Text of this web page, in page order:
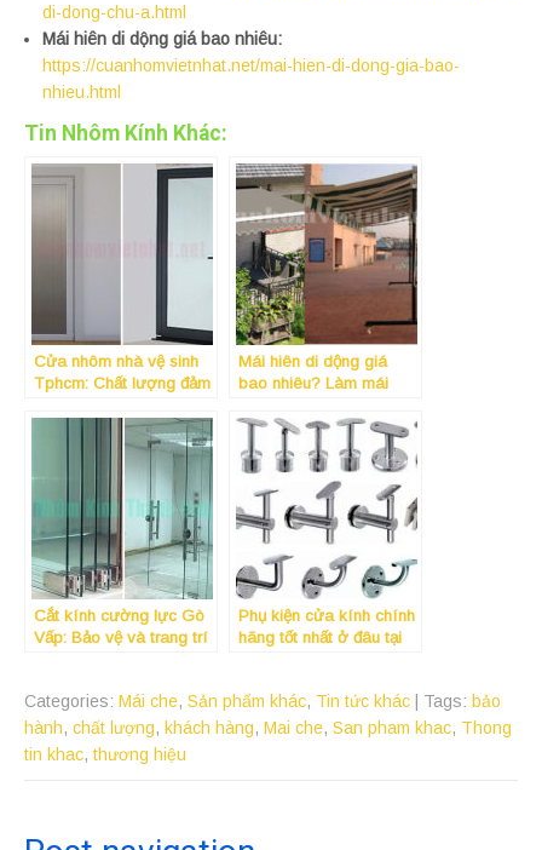
di-dong-chu-a.html
Mái hiên di dộng giá bao nhiêu:
https://cuanhomvietnhat.net/mai-hien-di-dong-gia-bao-
nhieu.html
Tin Nhôm Kính Khác:
Cửa nhôm nhà vệ sinh
Tphcm: Chất lượng đảm
Mái hiên di dộng giá
bao nhiêu? Làm mái
Cắt kính cường lực Gò
Vấp: Bảo vệ và trang trí
Phụ kiện cửa kính chính
hãng tốt nhất ở đâu tại
Categories: Mái che, Sản phẩm khác, Tin tức khác | Tags: bảo
hành, chất lượng, khách hàng, Mai che, San pham khac, Thong
tin khac, thương hiệu